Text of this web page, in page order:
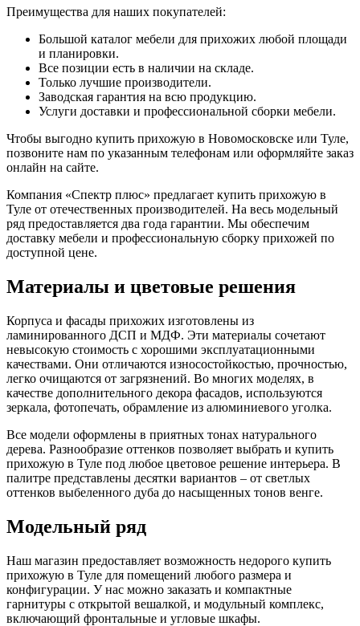
Преимущества для наших покупателей:
Большой каталог мебели для прихожих любой площади
и планировки.
Все позиции есть в наличии на складе.
Только лучшие производители.
Заводская гарантия на всю продукцию.
Услуги доставки и профессиональной сборки мебели.
Чтобы выгодно купить прихожую в Новомосковске или Туле,
позвоните нам по указанным телефонам или оформляйте заказ
онлайн на сайте.
Компания «Спектр плюс» предлагает купить прихожую в
Туле от отечественных производителей. На весь модельный
ряд предоставляется два года гарантии. Мы обеспечим
доставку мебели и профессиональную сборку прихожей по
доступной цене.
Материалы и цветовые решения
Корпуса и фасады прихожих изготовлены из
ламинированного ДСП и МДФ. Эти материалы сочетают
невысокую стоимость с хорошими эксплуатационными
качествами. Они отличаются износостойкостью, прочностью,
легко очищаются от загрязнений. Во многих моделях, в
качестве дополнительного декора фасадов, используются
зеркала, фотопечать, обрамление из алюминиевого уголка.
Все модели оформлены в приятных тонах натурального
дерева. Разнообразие оттенков позволяет выбрать и купить
прихожую в Туле под любое цветовое решение интерьера. В
палитре представлены десятки вариантов – от светлых
оттенков выбеленного дуба до насыщенных тонов венге.
Модельный ряд
Наш магазин предоставляет возможность недорого купить
прихожую в Туле для помещений любого размера и
конфигурации. У нас можно заказать и компактные
гарнитуры с открытой вешалкой, и модульный комплекс,
включающий фронтальные и угловые шкафы.